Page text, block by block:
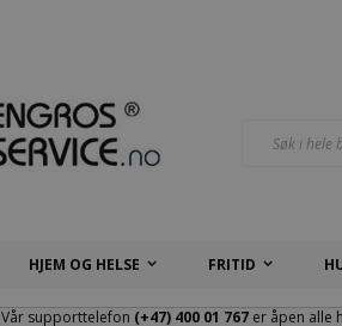
HJEM OG HELSE FRITID
Vår supporttelefon (+47) 400 01 767 er åpen alle